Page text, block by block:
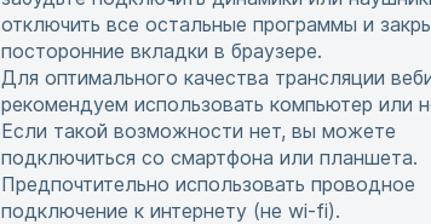
отключить все остальные программы и
посторонние вкладки в браузере.
Для оптимального качества трансляции
рекомендуем использовать компьютер или
Если такой возможности нет, вы можете
подключиться со смартфона или планшета.
Предпочтительно использовать проводное
подключение к интернету (не wi-fi).